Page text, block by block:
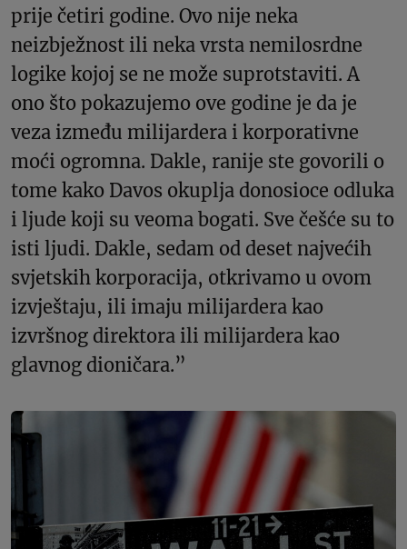
prije četiri godine. Ovo nije neka
neizbježnost ili neka vrsta nemilosrdne
logike kojoj se ne može suprotstaviti. A
ono što pokazujemo ove godine je da je
veza između milijardera i korporativne
moći ogromna. Dakle, ranije ste govorili o
tome kako Davos okuplja donosioce odluka
i ljude koji su veoma bogati. Sve češće su to
isti ljudi. Dakle, sedam od deset najvećih
svjetskih korporacija, otkrivamo u ovom
izvještaju, ili imaju milijardera kao
izvršnog direktora ili milijardera kao
glavnog dioničara.”